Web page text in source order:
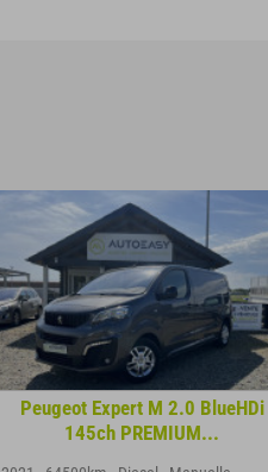
Peugeot Expert M 2.0 BlueHDi
145ch PREMIUM...